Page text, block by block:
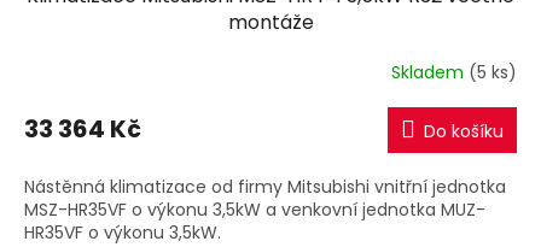
A
R
M
A
montáže
Skladem (5 ks)
33 364 Kč Do košíku
Nástěnná klimatizace od firmy Mitsubishi vnitřní jednotka
MSZ-HR35VF o výkonu 3,5kW a venkovní jednotka MUZ-
HR35VF o výkonu 3,5kW.